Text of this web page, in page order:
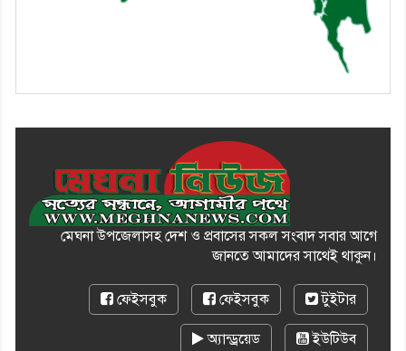
মেঘনা উপজেলাসহ দেশ ও প্রবাসের সকল সংবাদ সবার আগে
জানতে আমাদের সাথেই থাকুন।
ফেইসবুক ফেইসবুক টুইটার
অ্যান্ড্রয়েড ইউটিউব